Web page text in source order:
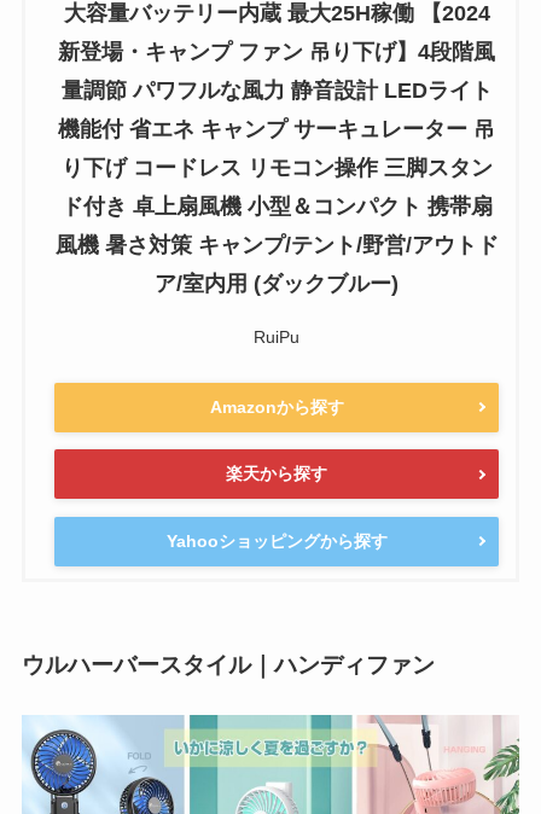
大容量バッテリー内蔵 最大25H稼働 【2024
新登場・キャンプ ファン 吊り下げ】4段階風
量調節 パワフルな風力 静音設計 LEDライト
機能付 省エネ キャンプ サーキュレーター 吊
り下げ コードレス リモコン操作 三脚スタン
ド付き 卓上扇風機 小型＆コンパクト 携帯扇
風機 暑さ対策 キャンプ/テント/野営/アウトド
ア/室内用 (ダックブルー)
RuiPu
Amazonから探す
楽天から探す
Yahooショッピングから探す
ウルハーバースタイル｜ハンディファン